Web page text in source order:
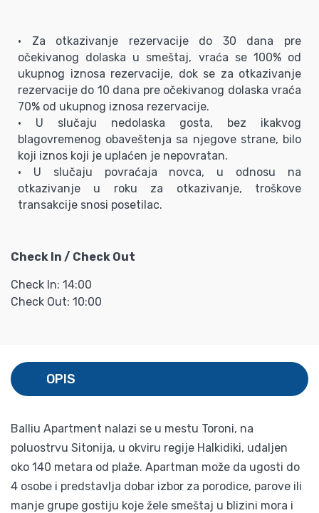
• Za otkazivanje rezervacije do 30 dana pre
očekivanog dolaska u smeštaj, vraća se 100% od
ukupnog iznosa rezervacije, dok se za otkazivanje
rezervacije do 10 dana pre očekivanog dolaska vraća
70% od ukupnog iznosa rezervacije.
• U slučaju nedolaska gosta, bez ikakvog
blagovremenog obaveštenja sa njegove strane, bilo
koji iznos koji je uplaćen je nepovratan.
• U slučaju povraćaja novca, u odnosu na
otkazivanje u roku za otkazivanje, troškove
transakcije snosi posetilac.
Check In / Check Out
Check In: 14:00
Check Out: 10:00
OPIS
Balliu Apartment nalazi se u mestu Toroni, na
poluostrvu Sitonija, u okviru regije Halkidiki, udaljen
oko 140 metara od plaže. Apartman može da ugosti do
4 osobe i predstavlja dobar izbor za porodice, parove ili
manje grupe gostiju koje žele smeštaj u blizini mora i